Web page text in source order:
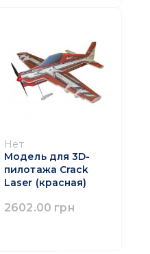
Нет
Модель для 3D-
пилотажа Crack
Laser (красная)
2602.00 грн